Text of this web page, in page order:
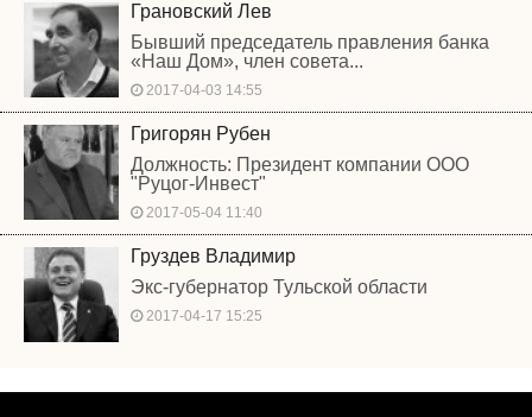
Грановский Лев
Бывший председатель правления банка
«Наш Дом», член совета...
2017-04-03 14:55
Григорян Рубен
Должность: Президент компании ООО
"Руцог-Инвест"
2017-05-04 11:40
Груздев Владимир
Экс-губернатор Тульской области
2017-04-17 15:25